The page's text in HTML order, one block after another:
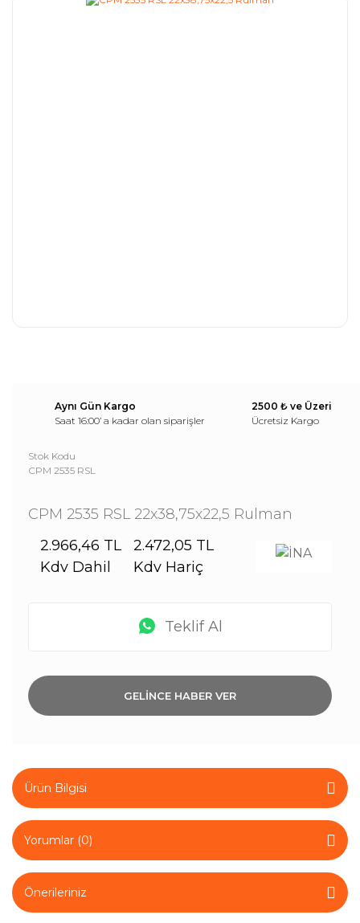
Aynı Gün Kargo
Saat 16:00’ a kadar olan siparişler
2500 ₺ ve Üzeri
Ücretsiz Kargo
Stok Kodu
CPM 2535 RSL
CPM 2535 RSL 22x38,75x22,5 Rulman
2.966,46 TL
Kdv Dahil
2.472,05 TL
Kdv Hariç
Teklif Al
GELİNCE HABER VER
Ürün Bilgisi
Yorumlar (0)
Önerileriniz